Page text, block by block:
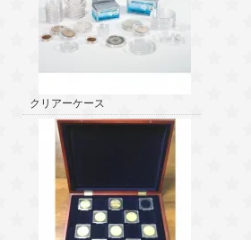
クリアーケース